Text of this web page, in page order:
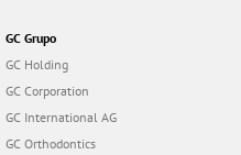
GC Grupo
GC Holding
GC Corporation
GC International AG
GC Orthodontics